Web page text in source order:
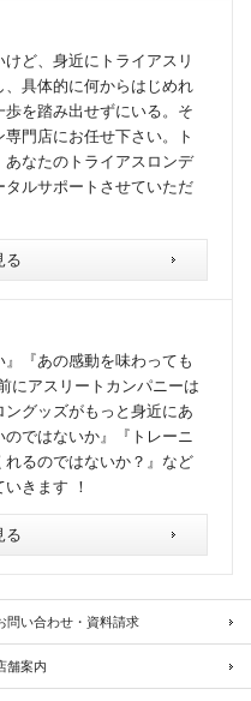
ど、身近にトライアスリ
具体的に何からはじめれ
を踏み出せずにいる。そ
門店にお任せ下さい。ト
なたのトライアスロンデ
ルサポートさせていただ
る
』『あの感動を味わっても
にアスリートカンパニーは
グッズがもっと身近にあ
ではないか』『トレーニ
るのではないか？』など
きます ！
る
問い合わせ・資料請求
舗案内